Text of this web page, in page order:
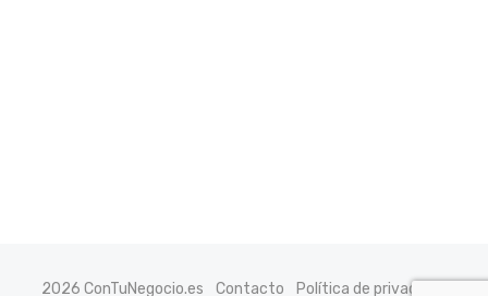
2026 ConTuNegocio.es Contacto Política de privacidad